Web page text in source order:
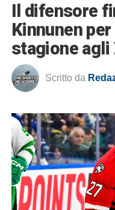
Il difensore
Kinnunen
stagione agli
Scritto da